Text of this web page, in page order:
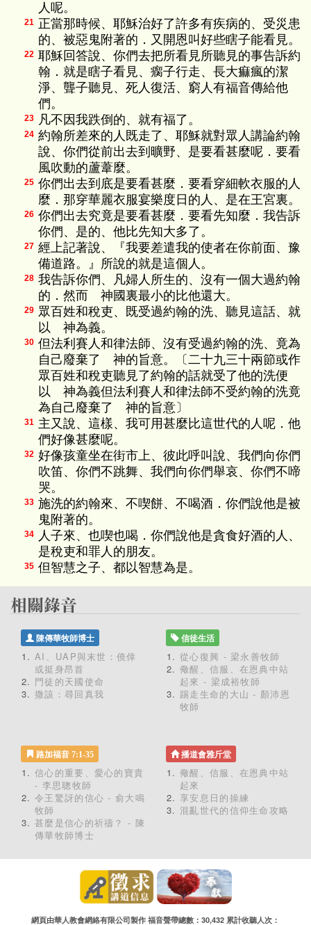
人呢。
21 正當那時候、耶穌治好了許多有疾病的、受災患
的、被惡鬼附著的．又開恩叫好些瞎子能看見。
22 耶穌回答說、你們去把所看見所聽見的事告訴約
翰．就是瞎子看見、瘸子行走、長大痲瘋的潔
淨、聾子聽見、死人復活、窮人有福音傳給他
們。
23 凡不因我跌倒的、就有福了。
24 約翰所差來的人既走了、耶穌就對眾人講論約翰
說、你們從前出去到曠野、是要看甚麼呢．要看
風吹動的蘆葦麼。
25 你們出去到底是要看甚麼．要看穿細軟衣服的人
麼．那穿華麗衣服宴樂度日的人、是在王宮裏。
26 你們出去究竟是要看甚麼．要看先知麼．我告訴
你們、是的、他比先知大多了。
27 經上記著說、『我要差遣我的使者在你前面、豫
備道路。』所說的就是這個人。
28 我告訴你們、凡婦人所生的、沒有一個大過約翰
的．然而 神國裏最小的比他還大。
29 眾百姓和稅吏、既受過約翰的洗、聽見這話、就
以 神為義。
30 但法利賽人和律法師、沒有受過約翰的洗、竟為
自己廢棄了 神的旨意。〔二十九三十兩節或作
眾百姓和稅吏聽見了約翰的話就受了他的洗便
以 神為義但法利賽人和律法師不受約翰的洗竟
為自己廢棄了 神的旨意〕
31 主又說、這樣、我可用甚麼比這世代的人呢．他
們好像甚麼呢。
32 好像孩童坐在街市上、彼此呼叫說、我們向你們
吹笛、你們不跳舞、我們向你們舉哀、你們不啼
哭。
33 施洗的約翰來、不喫餅、不喝酒．你們說他是被
鬼附著的。
34
人子來、也喫也喝．你們說他是貪食好酒的人、
是稅吏和罪人的朋友。
35 但智慧之子、都以智慧為是。
陳傳華牧師博士
AI、UAP與末世：僥倖
或挺身昂首
門徒的天國使命
撒該：尋回真我
信徒生活
從心復興 - 梁永善牧師
儆醒、信服、在恩典中站
起來 - 梁成裕牧師
踢走生命的大山 - 顏沛恩
牧師
路加福音 7:1-35
信心的重要、愛心的寶貴
- 李思聰牧師
令王驚訝的信心 - 俞大鳴
牧師
甚麼是信心的祈禱？ - 陳
傳華牧師博士
播道會雅斤堂
儆醒、信服、在恩典中站
起來
享安息日的操練
混亂世代的信仰生命攻略
網頁由華人教會網絡有限公司製作 福音聲帶總數：30,432 累計收聽人次：